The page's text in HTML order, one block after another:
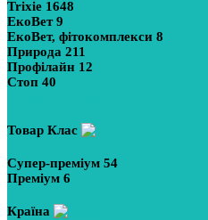
Trixie 1648
ЕкоВет9
ЕкоВет, фітокомплекси 8
Природа 211
Профілайн 12
Стоп 40
Товар Клас
Супер-преміум 54
Преміум 6
Країна